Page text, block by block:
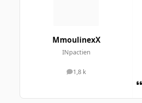
MmoulinexX
INpactien
1,8 k
messages